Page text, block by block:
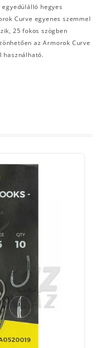
hegyes
Curve egyenes szemmel
25 fokos szögben
az Armorok Curve
használható.